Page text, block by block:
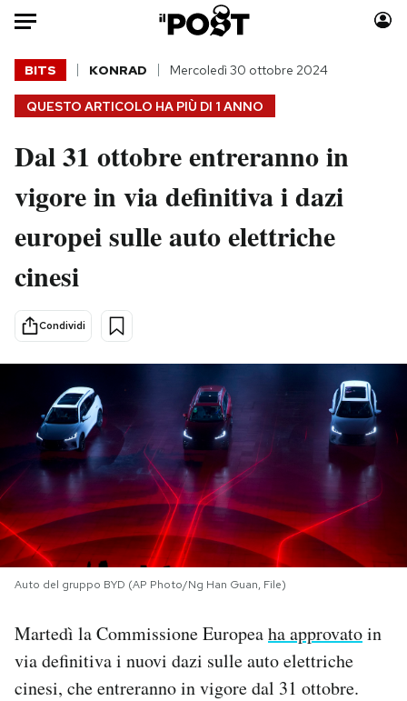
Auto
HOME
Italia
Politica
Tecnologia
Internet
Scienza
Cultura
Economia
Sport
Moda
Consumismi
Storie/Idee
Mondiali calcio 2026
PODCAST
NEWSLETTER
I MIEI PREFERITI
SHOP
CALENDARIO
QUESTO ARTICOLO HA PIÙ DI 1 ANNO
BITS KONRAD Mercoledì 30 ottobre 2024
Dal 31 ottobre entreranno in
vigore in via definitiva i dazi
europei sulle auto elettriche
cinesi
Condividi
Auto del gruppo BYD (AP Photo/Ng Han Guan, File)
Martedì la Commissione Europeaha approvatoin
via definitiva i nuovi dazi sulle auto elettriche
cinesi, che entreranno in vigore dal 31 ottobre.